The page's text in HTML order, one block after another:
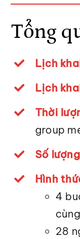
Tổng
Lịch
Lịch
Thời
group
Số
Hình
4
28